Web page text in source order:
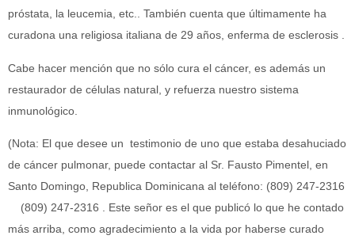
próstata, la leucemia, etc.. También cuenta que últimamente ha
curadona una religiosa italiana de 29 años, enferma de esclerosis .
Cabe hacer mención que no sólo cura el cáncer, es además un
restaurador de células natural, y refuerza nuestro sistema
inmunológico.
(Nota: El que desee un testimonio de uno que estaba desahuciado
de cáncer pulmonar, puede contactar al Sr. Fausto Pimentel, en
Santo Domingo, Republica Dominicana al teléfono: (809) 247-2316
(809) 247-2316 . Este señor es el que publicó lo que he contado
más arriba, como agradecimiento a la vida por haberse curado